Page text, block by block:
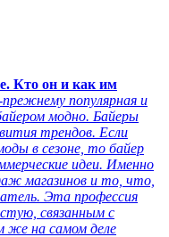
Кто он и как им
популярная и
модно. Байеры
трендов. Если
в сезоне, то байер
идеи. Именно
магазинов и то, что,
Эта профессия
связанным с
же на самом деле